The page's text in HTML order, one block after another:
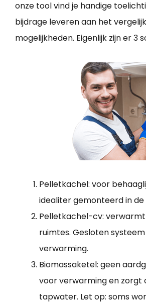
onze tool vind je handige
bijdrage leveren aan het
mogelijkheden. Eigenlijk zijn er 3
Pelletkachel: voor
idealiter gemonteerd in
Pelletkachel-cv:
ruimtes. Gesloten
verwarming.
Biomassaketel: geen
voor verwarming en zorgt
tapwater. Let op: soms